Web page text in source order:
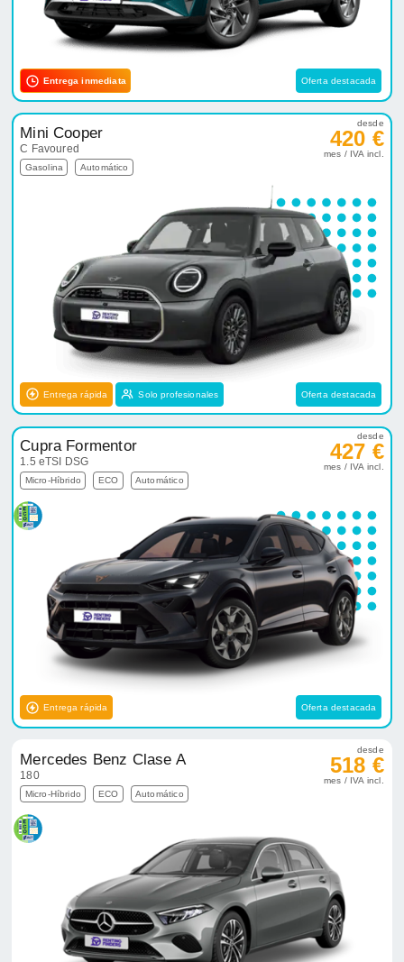
Entrega inmediata Oferta destacada
Mini Cooper
C Favoured
Gasolina Automático
desde
420 €
mes / IVA incl.
Entrega rápida Solo profesionales Oferta destacada
Cupra Formentor
1.5 eTSI DSG
Micro-Híbrido ECO Automático
desde
427 €
mes / IVA incl.
Entrega rápida Oferta destacada
Mercedes Benz Clase A
180
Micro-Híbrido ECO Automático
desde
518 €
mes / IVA incl.